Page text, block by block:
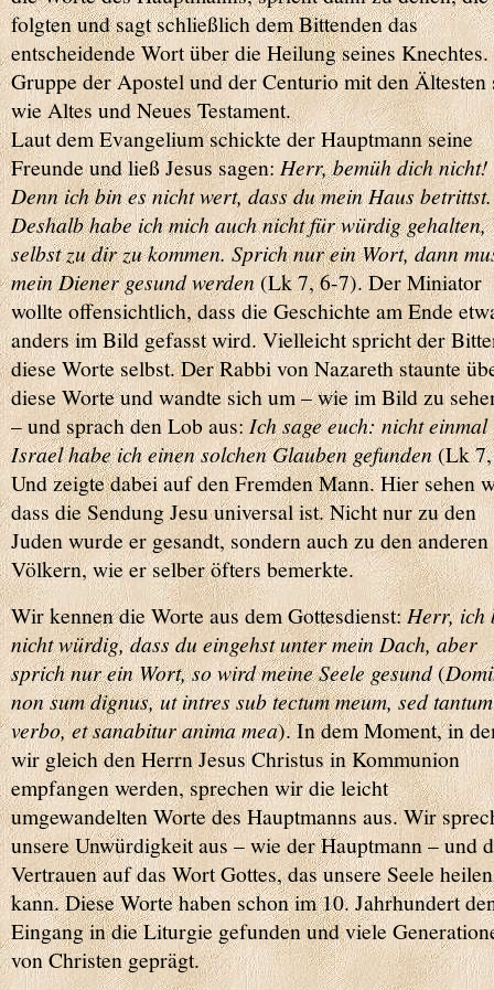
folgten und sagt schließlich dem Bittenden das
entscheidende Wort über die Heilung seines
Gruppe der Apostel und der Centurio mit den Ältesten
wie Altes und Neues Testament.
Laut dem Evangelium schickte der Hauptmann seine
Freunde und ließ Jesus sagen: Herr, bemüh dich nicht!
Denn ich bin es nicht wert, dass du mein Haus betrittst.
Deshalb habe ich mich auch nicht für würdig gehalten,
selbst zu dir zu kommen. Sprich nur ein Wort, dann
mein Diener gesund werden(Lk 7, 6-7). Der Miniator
wollte offensichtlich, dass die Geschichte am Ende
anders im Bild gefasst wird. Vielleicht spricht der
diese Worte selbst. Der Rabbi von Nazareth staunte
diese Worte und wandte sich um – wie im Bild zu
– und sprach den Lob aus: Ich sage euch: nicht einmal
Israel habe ich einen solchen Glauben gefunden(Lk
Und zeigte dabei auf den Fremden Mann. Hier sehen
dass die Sendung Jesu universal ist. Nicht nur zu den
Juden wurde er gesandt, sondern auch zu den anderen
Völkern, wie er selber öfters bemerkte.
Wir kennen die Worte aus dem Gottesdienst:Herr, ich
nicht würdig, dass du eingehst unter mein Dach, aber
sprich nur ein Wort, so wird meine Seele gesund(
non sum dignus, ut intres sub tectum meum, sed
verbo, et sanabitur anima mea). In dem Moment, in
wir gleich den Herrn Jesus Christus in Kommunion
empfangen werden, sprechen wir die leicht
umgewandelten Worte des Hauptmanns aus. Wir
unsere Unwürdigkeit aus – wie der Hauptmann – und
Vertrauen auf das Wort Gottes, das unsere Seele heilen
kann. Diese Worte haben schon im 10. Jahrhundert
Eingang in die Liturgie gefunden und viele
von Christen geprägt.